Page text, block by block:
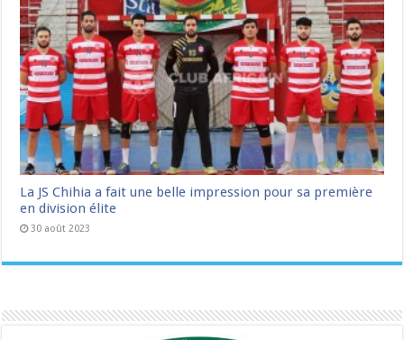
La JS Chihia a fait une belle impression pour sa première
en division élite
30 août 2023